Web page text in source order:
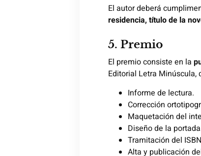
El autor deberá
residencia, título de la
5. Premio
El premio consiste en la
Editorial Letra Minúscula,
Informe de lectura.
Corrección
Maquetación del
Diseño de la
Tramitación del
Alta y publicación